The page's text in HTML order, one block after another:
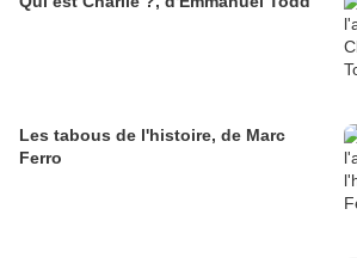
Les tabous de l'histoire, de Marc
Ferro